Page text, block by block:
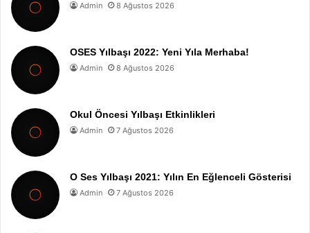
Admin 8 Ağustos 2026
OSES Yılbaşı 2022: Yeni Yıla Merhaba!
Admin 8 Ağustos 2026
Okul Öncesi Yılbaşı Etkinlikleri
Admin 7 Ağustos 2026
O Ses Yılbaşı 2021: Yılın En Eğlenceli Gösterisi
Admin 7 Ağustos 2026